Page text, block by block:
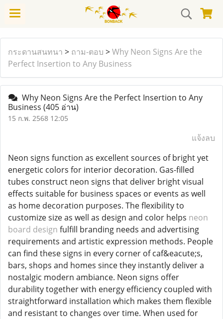
กระดานสนทนา > ถาม-ตอบ >Why Neon Signs Are the
Perfect Insertion to Any Business
Why Neon Signs Are the Perfect Insertion to Any
Business (405 อ่าน)
15 ก.พ. 2568 12:05
แจ้งลบ
Neon signs function as excellent sources of bright yet
energetic colors for interior decoration. Gas-filled
tubes construct neon signs that deliver bright visual
effects suitable for business spaces or events as well
as home decoration purposes. The flexibility to
customize size as well as design and color helps neon
board design fulfill branding needs and advertising
requirements and artistic expression methods. People
can find these signs in every corner of caf&eacute;s,
bars, shops and homes since they instantly deliver a
nostalgic modern ambiance. Neon signs offer
durability together with energy efficiency coupled with
straightforward installation which makes them flexible
and resistant to changes over time. When used for